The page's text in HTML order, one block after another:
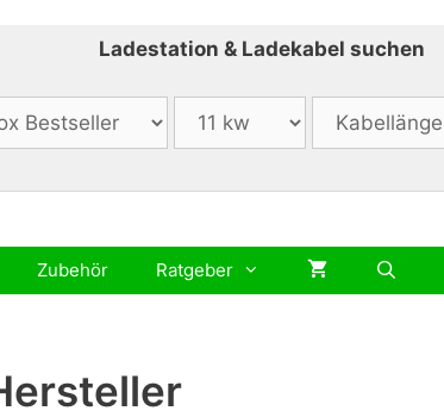
Ladestation & Ladekabel suchen
Zubehör Ratgeber